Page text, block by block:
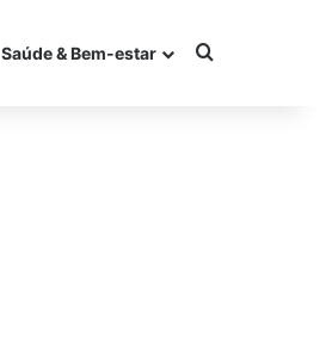
Saúde & Bem-estar Procurar por